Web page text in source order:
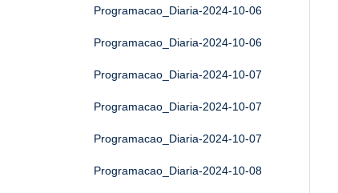
Programacao_Diaria-2024-10-06
Programacao_Diaria-2024-10-06
Programacao_Diaria-2024-10-07
Programacao_Diaria-2024-10-07
Programacao_Diaria-2024-10-07
Programacao_Diaria-2024-10-08